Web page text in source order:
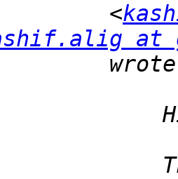
at
for